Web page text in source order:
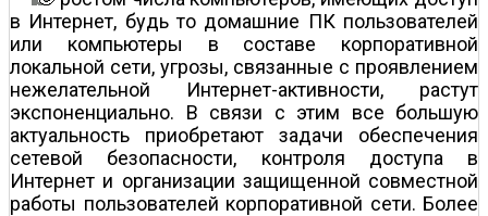
в Интернет, будь то домашние ПК пользователей
или компьютеры в составе корпоративной
локальной сети, угрозы, связанные с проявлением
нежелательной Интернет-активности, растут
экспоненциально. В связи с этим все большую
актуальность приобретают задачи обеспечения
сетевой безопасности, контроля доступа в
Интернет и организации защищенной совместной
работы пользователей корпоративной сети. Более